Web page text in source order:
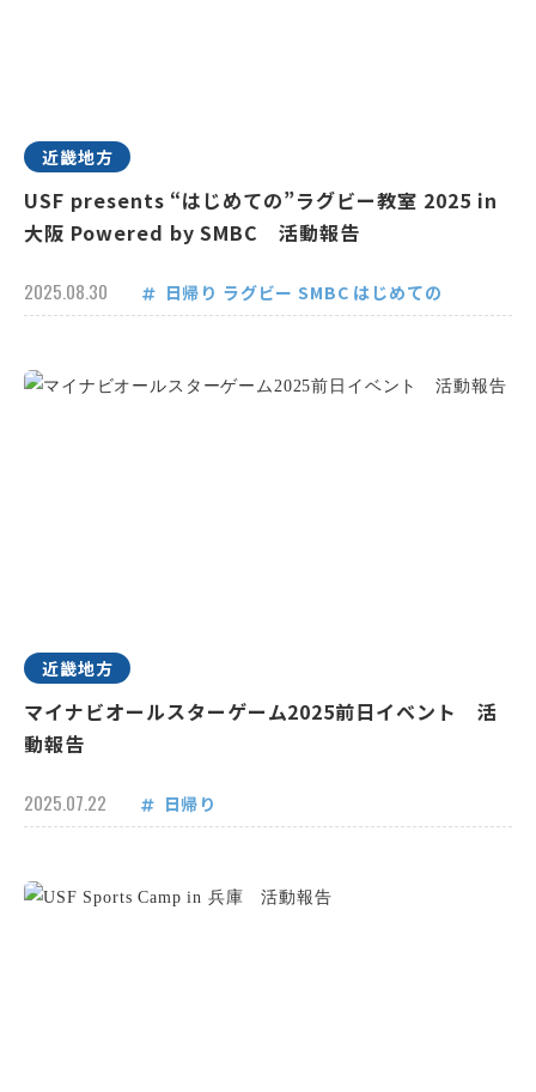
近畿地方
USF presents “はじめての”ラグビー教室 2025 in
大阪 Powered by SMBC 活動報告
2025.08.30 日帰り ラグビー SMBC はじめての
近畿地方
マイナビオールスターゲーム2025前日イベント 活
動報告
2025.07.22 日帰り